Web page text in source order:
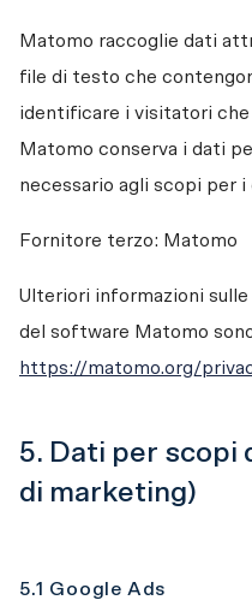
Matomo raccoglie dati
file di testo che
identificare i visitatori che
Matomo conserva i dati
necessario agli scopi per
Fornitore terzo: Matomo
Ulteriori informazioni
del software Matomo
https://matomo.org/
5. Dati per scopi
di marketing)
5.1 Google Ads